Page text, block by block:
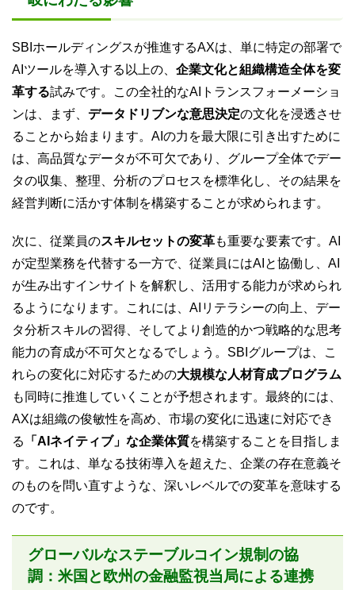
SBIホールディングスが推進するAXは、単に特定の部署で
AIツールを導入する以上の、 企業文化と組織構造全体を変
革する試みです。この全社的なAIトランスフォーメーショ
ンは、まず、 データドリブンな意思決定の文化を浸透させ
ることから始まります。AIの力を最大限に引き出すために
は、高品質なデータが不可欠であり、グループ全体でデー
タの収集、整理、分析のプロセスを標準化し、その結果を
経営判断に活かす体制を構築することが求められます。
次に、従業員のスキルセットの変革も重要な要素です。AI
が定型業務を代替する一方で、従業員にはAIと協働し、AI
が生み出すインサイトを解釈し、活用する能力が求められ
るようになります。これには、AIリテラシーの向上、デー
タ分析スキルの習得、そしてより創造的かつ戦略的な思考
能力の育成が不可欠となるでしょう。SBIグループは、こ
れらの変化に対応するための大規模な人材育成プログラム
も同時に推進していくことが予想されます。最終的には、
AXは組織の俊敏性を高め、市場の変化に迅速に対応でき
る
「AIネイティブ」な企業体質を構築することを目指しま
す。これは、単なる技術導入を超えた、企業の存在意義そ
のものを問い直すような、深いレベルでの変革を意味する
のです。
グローバルなステーブルコイン規制の協
調：米国と欧州の金融監視当局による連携